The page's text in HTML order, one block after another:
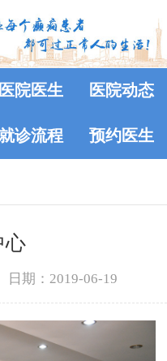
医院医生 医院动态
诊流程 预约医生
心
日期：2019-06-19